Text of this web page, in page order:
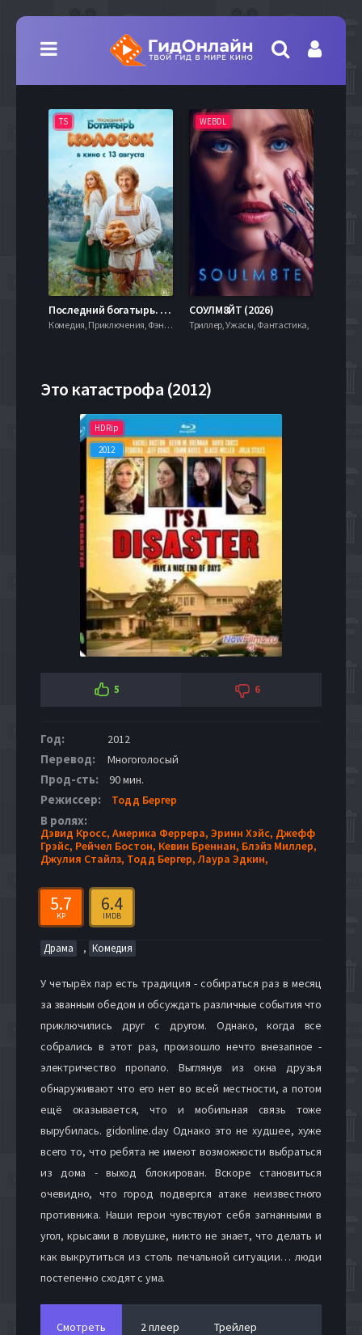
TS
Последний богатырь. Колобок (2026)
Комедия, Приключения, Фэнтези,
WEBDL
СОУЛМ8ЙТ (2026)
Триллер, Ужасы, Фантастика,
Это катастрофа (2012)
HDRip
2012
5 6
Год: 2012
Перевод: Многоголосый
Прод-сть: 90 мин.
Режиссер: Тодд Бергер
В ролях:
Дэвид Кросс, Америка Феррера, Эринн Хэйс, Джефф
Грэйс, Рейчел Бостон, Кевин Бреннан, Блэйз Миллер,
Джулия Стайлз, Тодд Бергер,Лаура Эдкин,
5.7
KP
6.4
IMDB
Драма , Комедия
У четырёх пар есть традиция - собираться раз в месяц
за званным обедом и обсуждать различные события что
приключились друг с другом. Однако, когда все
собрались в этот раз, произошло нечто внезапное -
электричество пропало. Выглянув из окна друзья
обнаруживают что его нет во всей местности, а потом
ещё оказывается, что и мобильная связь тоже
вырубилась. gidonline.day Однако это не худшее, хуже
всего то, что ребята не имеют возможности выбраться
из дома - выход блокирован. Вскоре становиться
очевидно, что город подвергся атаке неизвестного
противника. Наши герои чувствуют себя загнанными в
угол, крысами в ловушке, никто не знает, что делать и
как выкрутиться из столь печальной ситуации… люди
постепенно сходят с ума.
Смотреть 2 плеер Трейлер